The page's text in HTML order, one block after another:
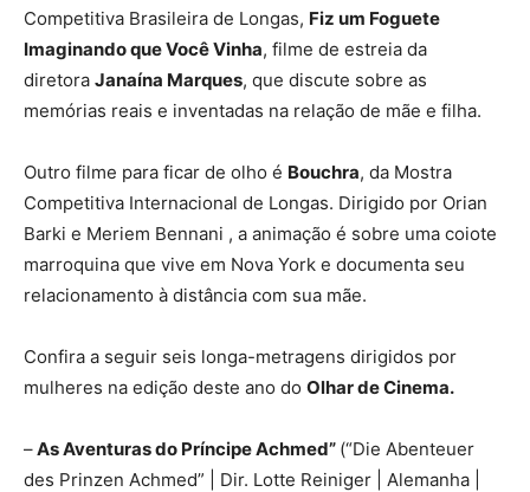
Competitiva Brasileira de Longas, Fiz um Foguete
Imaginando que Você Vinha, filme de estreia da
diretora Janaína Marques, que discute sobre as
memórias reais e inventadas na relação de mãe e filha.
Outro filme para ficar de olho é Bouchra, da Mostra
Competitiva Internacional de Longas. Dirigido por Orian
Barki e Meriem Bennani , a animação é sobre uma coiote
marroquina que vive em Nova York e documenta seu
relacionamento à distância com sua mãe.
Confira a seguir seis longa-metragens dirigidos por
mulheres na edição deste ano do Olhar de Cinema.
–As Aventuras do Príncipe Achmed” (“Die Abenteuer
des Prinzen Achmed” | Dir. Lotte Reiniger | Alemanha |